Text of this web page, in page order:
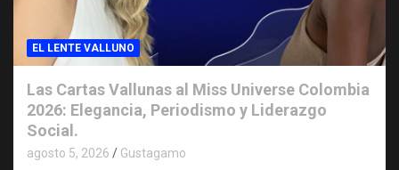
EL LENTE VALLUNO
Las Cartas Vallunas al Miss Universe Colombia
2026: Elegancia, Periodismo y Liderazgo
Social.
agosto 5, 2026 Gustagamo